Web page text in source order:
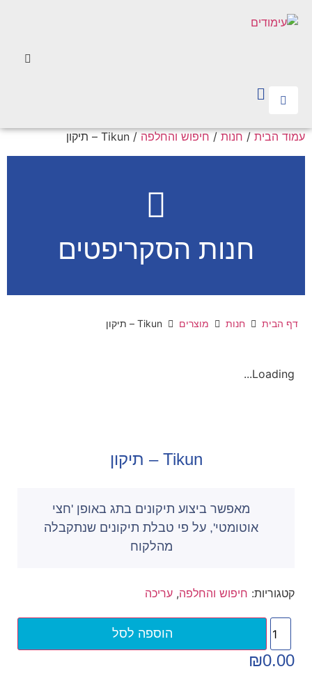
עמוד הבית / חנות / חיפוש והחלפה / Tikun – תיקון
חנות הסקריפטים
דף הבית חנות מוצרים Tikun – תיקון
Loading...
Tikun – תיקון
מאפשר ביצוע תיקונים בתג באופן 'חצי
אוטומטי', על פי טבלת תיקונים שנתקבלה
מהלקוח
קטגוריות: חיפוש והחלפה, עריכה
הוספה לסל
₪0.00